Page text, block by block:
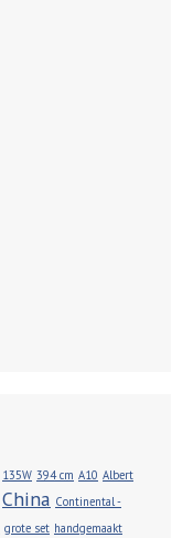
135W 394 cm A10 Albert
China Continental -
grote set handgemaakt